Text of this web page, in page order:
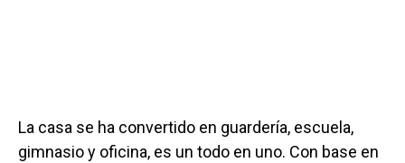
La casa se ha convertido en guardería, escuela,
gimnasio y oficina, es un todo en uno. Con base en